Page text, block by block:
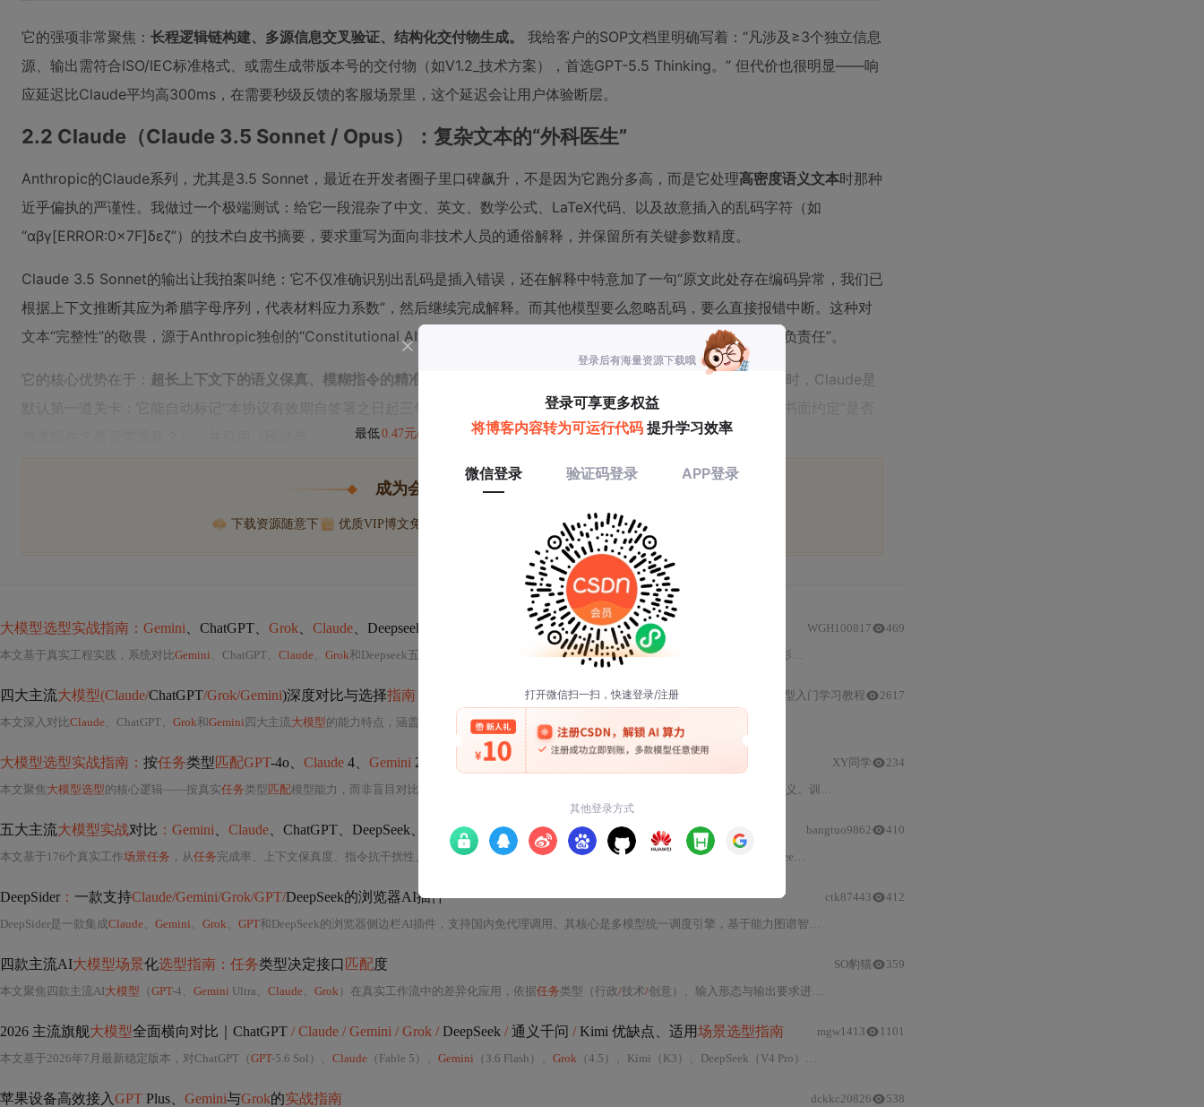
它的强项非常聚焦： 长程逻辑链构建、多源信息交叉验证、结构化交付物生成。
我给客户的SOP文档里明确写着：“凡涉及≥3个独立信息
源、输出需符合ISO/IEC标准格式、或需生成带版本号的交付物（如V1.2_技术方案），首选GPT-5.5 Thinking。” 但代价也很明显——响
应延迟比Claude平均高300ms，在需要秒级反馈的客服场景里，这个延迟会让用户体验断层。
2.2 Claude（Claude 3.5 Sonnet / Opus）：复杂文本的“外科医生”
Anthropic的Claude系列，尤其是3.5 Sonnet，最近在开发者圈子里口碑飙升，不是因为它跑分多高，而是它处理高密度语义文本时那种
近乎偏执的严谨性。我做过一个极端测试：给它一段混杂了中文、英文、数学公式、LaTeX代码、以及故意插入的乱码字符（如
“αβγ[ERROR:0x7F]δεζ”）的技术白皮书摘要，要求重写为面向非技术人员的通俗解释，并保留所有关键参数精度。
Claude 3.5 Sonnet的输出让我拍案叫绝：它不仅准确识别出乱码是插入错误，还在解释中特意加了一句“原文此处存在编码异常，我们已
根据上下文推断其应为希腊字母序列，代表材料应力系数”，然后继续完成解释。而其他模型要么忽略乱码，要么直接报错中断。这种对
文本“完整性”的敬畏，源于Anthropic独创的“Constitutional AI”训练框架——它不是单纯学“怎么答对”，而是学“怎么答得负责任”。
它的核心优势在于： 超长上下文下的语义保真、模糊指令的精准解构、容错型文本修复。
我们团队现在处理客户合同审阅时，Claude是
默认第一道关卡：它能自动标记“本协议有效期自签署之日起三年，除非双方另行书面约定”这类条款中的潜在歧义（“另行书面约定”是否
最低0.47元/天 开通会员,解锁全文
成为会员后, 你将解锁
下载资源随意下 优质VIP博文免费学 优质文库回答免费看 付费资源9折优惠
大模型选型实战指南：Gemini 、ChatGPT、 Grok Claude 、Deepseek
本文基于真实工程实践，系统对比Gemini 、ChatGPT、 Claude 、 Grok和Deepseek五大模型在具体业务 中的适配性。重点分析架构差异对提示词响应的影响、上下文窗口与token经济的实际效能、多模态
WGH100817 469
四大主流大模型(Claude/ChatGPT/Grok/Gemini)深度对比与选择指南
本文深入对比Claude 、ChatGPT、 Grok和Gemini 四大主流大模型的能力特点，涵盖代码生成、创意写作、实时数据分析与长上下文处理等核心维度，并结合实际应用
AI大模型入门学习教程 2617
大模型选型实战指南： 按任务类型匹配GPT-4o、 Claude 4、 Gemini 2.0与 Grok-3
本文聚焦 大模型选型的核心逻辑——按真实任务类型 匹配模型能力，而非盲目对比参数或榜单。深入剖析 语义、训练目标与架构设计上的本质差异
XY同学 234
五大主流大模型实战对比 ：Gemini Claude 、ChatGPT、DeepSeek、 Grok能力图谱
本文基于176个真实工作场景任务 ，从任务完成率、上下文保真度、指令抗干扰性、格式服从成本四个维度，系统评测 Gemini 、ChatGPT、DeepSeek、
bangtuo9862 410
DeepSider ： 一款支持Claude/Gemini/Grok/GPT/DeepSeek的浏览器AI插件
DeepSider是一款集成Claude 、 Gemini 、 Grok 、 GPT和DeepSeek的浏览器侧边栏AI插件，支持国内免代理调用。其核心是多模型统一调度引擎，基于能力图谱智能路由请求；采用浏览器原生集成设计，实现网页上下文感知与低延迟响应；具备PDF
ctk87443 412
四款主流AI大模型场景化选型指南：任务类型决定接口 匹配度
本文聚焦四款主流AI大模型 （GPT-4、 Gemini Ultra、 Claude 、 Grok ）在真实工作流中的差异化应用，依据任务类型（行政/技术/创意）、输入形态与输出要求进行
SO豹猫 359
2026 主流旗舰大模型全面横向对比｜ChatGPT / Claude / Gemini / Grok /DeepSeek /通义千问 /Kimi 优缺点、适用场景选型指南
本文基于2026年7月最新稳定版本，对ChatGPT（GPT-5.6 Sol）、 Claude （Fable 5）、 Gemini （3.6 Flash）、 Grok （4.5）、Kimi（K3）、DeepSeek（V4 Pro）和通义千问（Qwen3 Max）进行七维能力实测对比，涵盖代码开发、长文本处理、多模态理解、幻觉控制、访问门槛、成本及生态适配。重点面向程序员、科研与企业用户，提供分
mgw1413 1101
苹果设备高效接入GPT Plus、 Gemini与Grok的实战指南 dckkc20826 538